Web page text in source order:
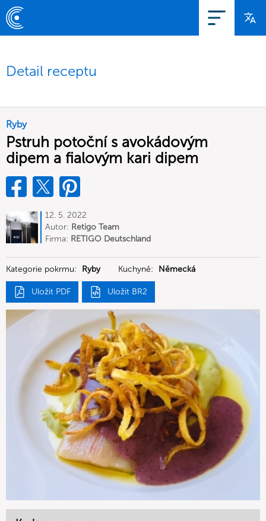
Detail receptu
Ryby
Pstruh potoční s avokádovým
dipem a fialovým kari dipem
12. 5. 2022
Autor: Retigo Team
Deutschland
Firma: RETIGO Deutschland
Kategorie pokrmu:
Ryby Kuchyně: Německá
Uložit PDF Uložit BR2